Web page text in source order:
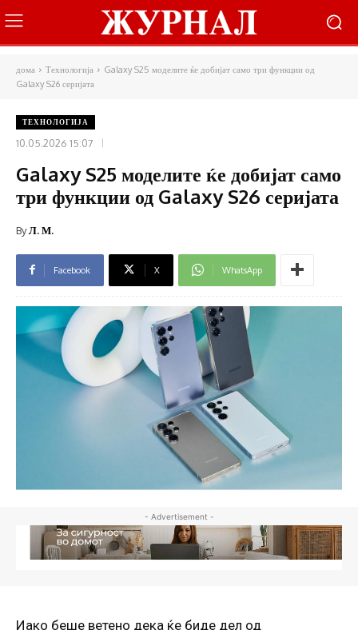
дома Технологија
Galaxy S25 моделите ќе добијат само три функции од
Galaxy S26 серијата
ТЕХНОЛОГИЈА
10.05.2026 15:07
Galaxy S25 моделите ќе добијат само
три функции од Galaxy S26 серијата
ByЛ. М.
Facebook X WhatsApp
- Advertisement -
Иако беше ветено дека ќе биде дел од